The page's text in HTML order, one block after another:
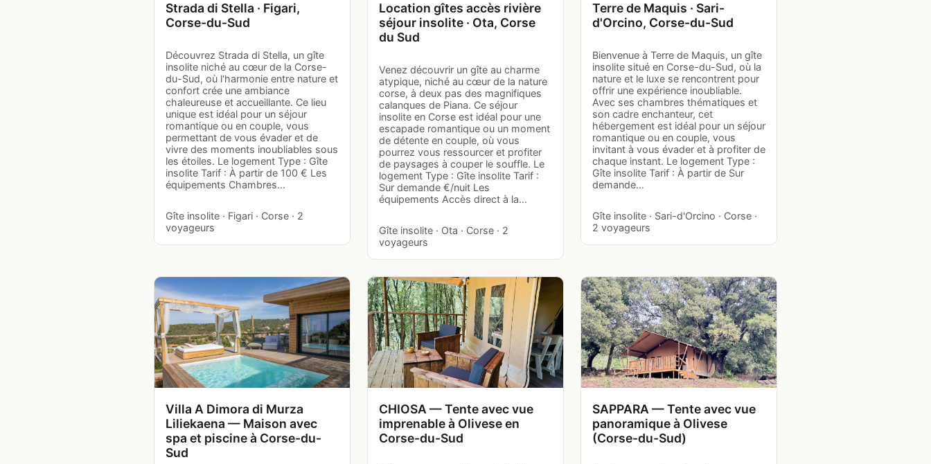
Strada di Stella · Figari,
Corse-du-Sud
Découvrez Strada di Stella, un gîte
insolite niché au cœur de la Corse-
du-Sud, où l'harmonie entre nature et
confort crée une ambiance
chaleureuse et accueillante. Ce lieu
unique est idéal pour un séjour
romantique ou en couple, vous
permettant de vous évader et de
vivre des moments inoubliables sous
les étoiles. Le logement Type : Gîte
insolite Tarif : À partir de 100 € Les
équipements Chambres…
Gîte insolite · Figari · Corse · 2
voyageurs
Location gîtes accès rivière
séjour insolite · Ota, Corse
du Sud
Venez découvrir un gîte au charme
atypique, niché au cœur de la nature
corse, à deux pas des magnifiques
calanques de Piana. Ce séjour
insolite en Corse est idéal pour une
escapade romantique ou un moment
de détente en couple, où vous
pourrez vous ressourcer et profiter
de paysages à couper le souffle. Le
logement Type : Gîte insolite Tarif :
Sur demande €/nuit Les
équipements Accès direct à la…
Gîte insolite · Ota · Corse · 2
voyageurs
Terre de Maquis · Sari-
d'Orcino, Corse-du-Sud
Bienvenue à Terre de Maquis, un gîte
insolite situé en Corse-du-Sud, où la
nature et le luxe se rencontrent pour
offrir une expérience inoubliable.
Avec ses chambres thématiques et
son cadre enchanteur, cet
hébergement est idéal pour un séjour
romantique ou en couple, vous
invitant à vous évader et à profiter de
chaque instant. Le logement Type :
Gîte insolite Tarif : À partir de Sur
demande…
Gîte insolite · Sari-d'Orcino · Corse ·
2 voyageurs
Villa A Dimora di Murza
Liliekaena — Maison avec
spa et piscine à Corse-du-
Sud
CHIOSA — Tente avec vue
imprenable à Olivese en
Corse-du-Sud
SAPPARA — Tente avec vue
panoramique à Olivese
(Corse-du-Sud)